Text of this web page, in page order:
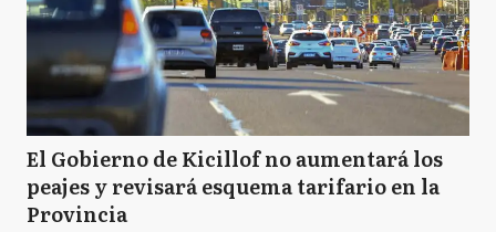
El Gobierno de Kicillof no aumentará los
peajes y revisará esquema tarifario en la
Provincia